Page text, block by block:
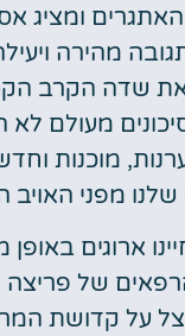
ומציג
מהירה
את שדה הקרב
מעולם לא
מוכנות
שלנו מפני האויב
ארוגים
הרפאים של
על קדושת